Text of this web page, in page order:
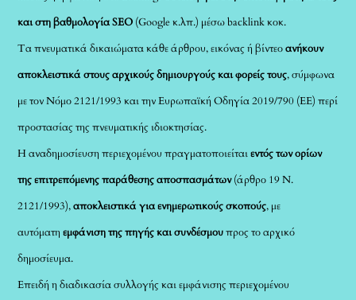
και στη βαθμολογία SEO (Google κ.λπ.) μέσω backlink κοκ.
Τα πνευματικά δικαιώματα κάθε άρθρου, εικόνας ή βίντεοανήκουν
αποκλειστικά στους αρχικούς δημιουργούς και φορείς τους, σύμφωνα
με τον Νόμο 2121/1993 και την Ευρωπαϊκή Οδηγία 2019/790 (ΕΕ) περί
προστασίας της πνευματικής ιδιοκτησίας.
Η αναδημοσίευση περιεχομένου πραγματοποιείταιεντός των ορίων
της επιτρεπόμενης παράθεσης αποσπασμάτων(άρθρο 19 Ν.
2121/1993),αποκλειστικά για ενημερωτικούς σκοπούς, με
αυτόματηεμφάνιση της πηγής και συνδέσμουπρος το αρχικό
δημοσίευμα.
Επειδή η διαδικασία συλλογής και εμφάνισης περιεχομένου